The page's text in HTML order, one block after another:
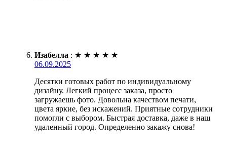
Изабелла : ★ ★ ★ ★ ★
06.09.2025
Десятки готовых работ по индивидуальному
дизайну. Легкий процесс заказа, просто
загружаешь фото. Довольна качеством печати,
цвета яркие, без искажений. Приятные сотрудники
помогли с выбором. Быстрая доставка, даже в наш
удаленный город. Определенно закажу снова!